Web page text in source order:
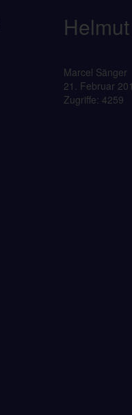
Marcel Sänger
21. Februar
Zugriffe: 4259